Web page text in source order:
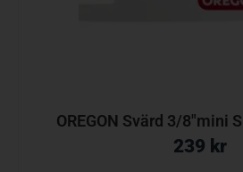
OREGON Svärd 3/8″mini
239 kr